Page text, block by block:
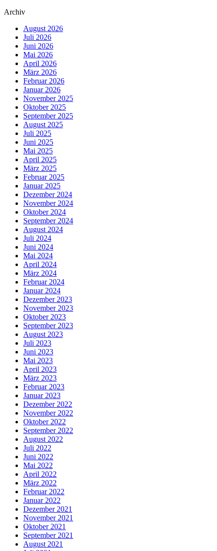
Archiv
August 2026
Juli 2026
Juni 2026
Mai 2026
April 2026
März 2026
Februar 2026
Januar 2026
November 2025
Oktober 2025
September 2025
August 2025
Juli 2025
Juni 2025
Mai 2025
April 2025
März 2025
Februar 2025
Januar 2025
Dezember 2024
November 2024
Oktober 2024
September 2024
August 2024
Juli 2024
Juni 2024
Mai 2024
April 2024
März 2024
Februar 2024
Januar 2024
Dezember 2023
November 2023
Oktober 2023
September 2023
August 2023
Juli 2023
Juni 2023
Mai 2023
April 2023
März 2023
Februar 2023
Januar 2023
Dezember 2022
November 2022
Oktober 2022
September 2022
August 2022
Juli 2022
Juni 2022
Mai 2022
April 2022
März 2022
Februar 2022
Januar 2022
Dezember 2021
November 2021
Oktober 2021
September 2021
August 2021